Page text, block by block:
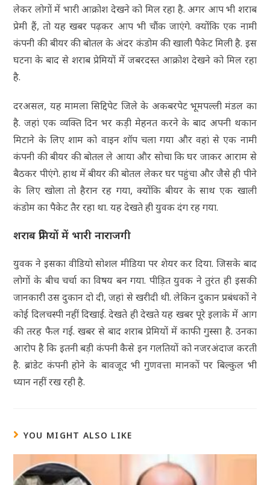
लेकर लोगों में भारी आक्रोश देखने को मिल रहा है. अगर आप भी शराब
प्रेमी हैं, तो यह खबर पढ़कर आप भी चौंक जाएंगे. क्योंकि एक नामी
कंपनी की बीयर की बोतल के अंदर कंडोम की खाली पैकेट मिली है. इस
घटना के बाद से शराब प्रेमियों में जबरदस्त आक्रोश देखने को मिल रहा
है.
दरअसल, यह मामला सिद्दिपेट जिले के अकबरपेट भूमपल्ली मंडल का
है. जहां एक व्यक्ति दिन भर कड़ी मेहनत करने के बाद अपनी थकान
मिटाने के लिए शाम को वाइन शॉप चला गया और वहां से एक नामी
कंपनी की बीयर की बोतल ले आया और सोचा कि घर जाकर आराम से
बैठकर पीएंगे. हाथ में बीयर की बोतल लेकर घर पहुंचा और जैसे ही पीने
के लिए खोला तो हैरान रह गया, क्योंकि बीयर के साथ एक खाली
कंडोम का पैकेट तैर रहा था. यह देखते ही युवक दंग रह गया.
शराब प्रेमियों में भारी नाराजगी
युवक ने इसका वीडियो सोशल मीडिया पर शेयर कर दिया. जिसके बाद
लोगों के बीच चर्चा का विषय बन गया. पीड़ित युवक ने तुरंत ही इसकी
जानकारी उस दुकान दो दी, जहां से खरीदी थी. लेकिन दुकान प्रबंधकों ने
कोई दिलचस्पी नहीं दिखाई. देखते ही देखते यह खबर पूरे इलाके में आग
की तरह फैल गई. खबर से बाद शराब प्रेमियों में काफी गुस्सा है. उनका
आरोप है कि इतनी बड़ी कंपनी कैसे इन गलतियों को नजरअंदाज करती
है. ब्रांडेट कंपनी होने के बावजूद भी गुणवत्ता मानकों पर बिल्कुल भी
ध्यान नहीं रख रही है.
YOU MIGHT ALSO LIKE